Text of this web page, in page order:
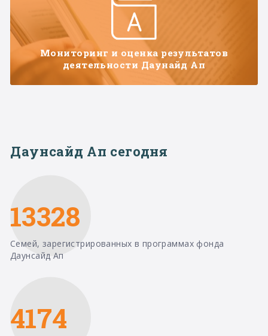
Мониторинг и оценка результатов
деятельности Даунайд Ап
Даунсайд Ап сегодня
13328
Семей, зарегистрированных в программах фонда
Даунсайд Ап
4174